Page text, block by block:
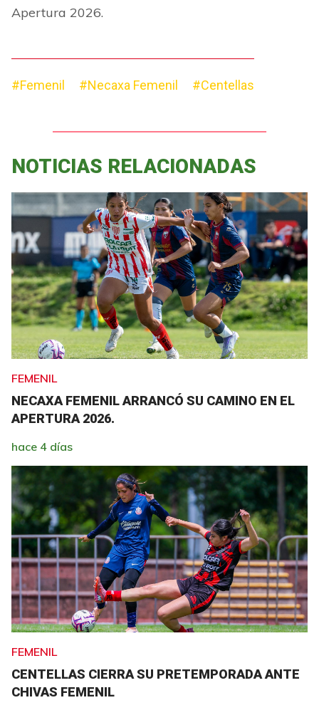
Apertura 2026.
#Femenil #Necaxa Femenil #Centellas
NOTICIAS RELACIONADAS
FEMENIL
NECAXA FEMENIL ARRANCÓ SU CAMINO EN EL
APERTURA 2026.
hace 4 días
FEMENIL
CENTELLAS CIERRA SU PRETEMPORADA ANTE
CHIVAS FEMENIL